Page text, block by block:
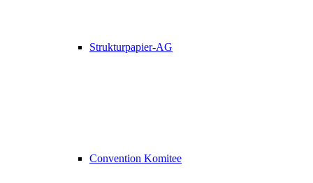
Strukturpapier-AG
Convention Komitee